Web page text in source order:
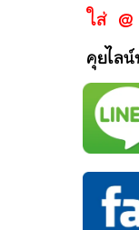
ใส่ @
คุยไล